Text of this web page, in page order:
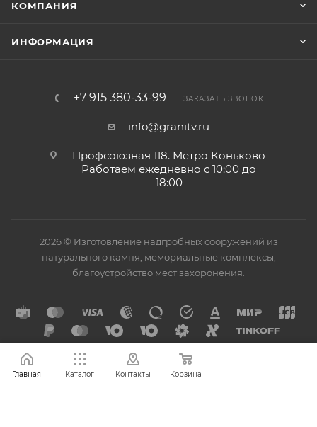
КОМПАНИЯ
ИНФОРМАЦИЯ
+7 915 380-33-99 ЗАКАЗАТЬ ЗВОНОК
info@granitv.ru
Профсоюзная 118. Метро Коньково
Работаем ежедневно с 10:00 до
18:00
2026 © Изготовление надгробных сооружений из
натурального камня, мемориальные комплексы,
благоустройство мест захоронения.
Главная Каталог Контакты Корзина